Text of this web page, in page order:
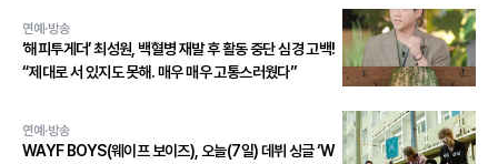
연예·방송
‘해피투게더’ 최성원, 백혈병 재발 후 활동 중단 심경 고백!
“제대로 서 있지도 못해. 매우 매우 고통스러웠다”
연예·방송
WAYF BOYS(웨이프 보이즈), 오늘(7일) 데뷔 싱글 ‘W